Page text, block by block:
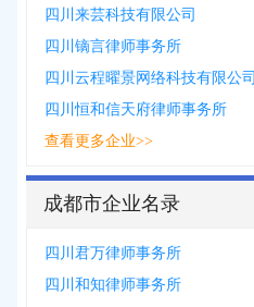
四川来芸科技有限公司
四川镝言律师事务所
四川云程曜景网络科技有限公司
四川恒和信天府律师事务所
查看更多企业>>
成都市企业名录
四川君万律师事务所
四川和知律师事务所